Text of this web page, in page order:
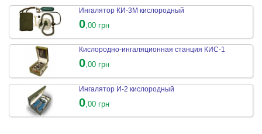
Ингалятор КИ-3М кислородный
0 ,00 грн
Кислородно-ингаляционная станция КИС-1
0,00 грн
Ингалятор И-2 кислородный
0 ,00 грн